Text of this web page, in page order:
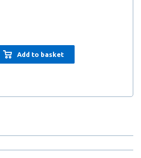
Add to basket